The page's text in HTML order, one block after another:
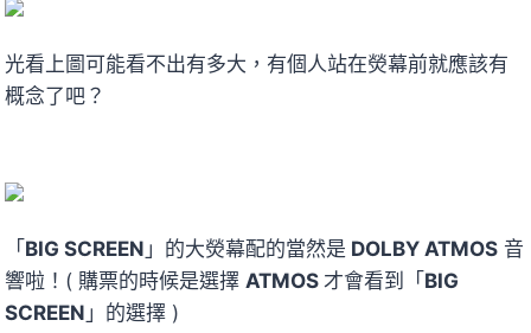
光看上圖可能看不出有多大，有個人站在熒幕前就應該有
概念了吧？
「BIG SCREEN 」的大熒幕配的當然是 DOLBY ATMOS 音
響啦！( 購票的時候是選擇 ATMOS 才會看到「BIG
SCREEN 」的選擇 )